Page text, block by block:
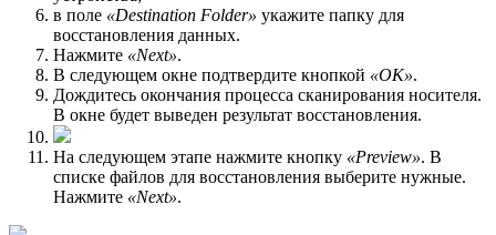
в поле «Destination Folder» укажите папку для
восстановления данных.
Нажмите «Next».
В следующем окне подтвердите кнопкой «ОК».
Дождитесь окончания процесса сканирования носителя.
В окне будет выведен результат восстановления.
На следующем этапе нажмите кнопку «Preview». В
списке файлов для восстановления выберите нужные.
Нажмите «Next».